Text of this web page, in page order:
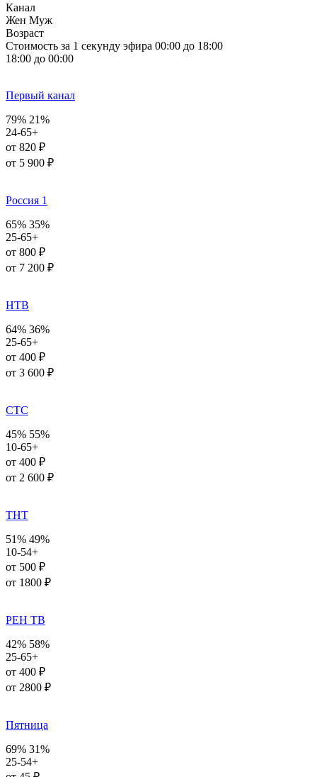
Канал
Жен Муж
Возраст
Стоимость за 1 секунду эфира 00:00 до 18:00
18:00 до 00:00
Первый канал
79% 21%
24-65+
от 820 ₽
от 5 900 ₽
Россия 1
65% 35%
25-65+
от 800 ₽
от 7 200 ₽
НТВ
64% 36%
25-65+
от 400 ₽
от 3 600 ₽
СТС
45% 55%
10-65+
от 400 ₽
от 2 600 ₽
ТНТ
51% 49%
10-54+
от 500 ₽
от 1800 ₽
РЕН ТВ
42% 58%
25-65+
от 400 ₽
от 2800 ₽
Пятница
69% 31%
25-54+